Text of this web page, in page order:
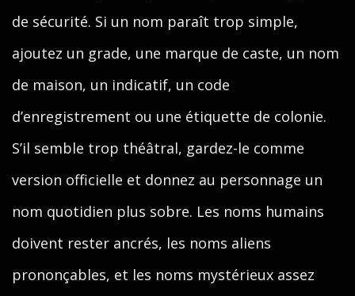
de sécurité. Si un nom paraît trop simple,
ajoutez un grade, une marque de caste, un nom
de maison, un indicatif, un code
d’enregistrement ou une étiquette de colonie.
S’il semble trop théâtral, gardez-le comme
version officielle et donnez au personnage un
nom quotidien plus sobre. Les noms humains
doivent rester ancrés, les noms aliens
prononçables, et les noms mystérieux assez